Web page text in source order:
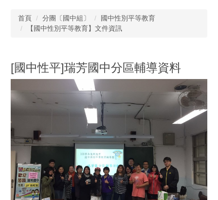
首頁 分團〔國中組〕
國中性別平等教育
【國中性別平等教育】文件資訊
[國中性平]瑞芳國中分區輔導資料